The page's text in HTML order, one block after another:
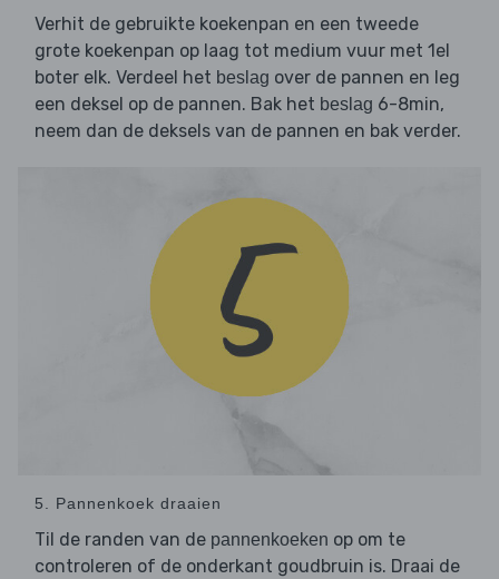
Verhit de gebruikte koekenpan en een tweede
grote koekenpan op laag tot medium vuur met 1el
boter elk. Verdeel het beslag over de pannen en leg
een deksel op de pannen. Bak het beslag 6-8min,
neem dan de deksels van de pannen en bak verder.
5. Pannenkoek draaien
Til de randen van de pannenkoeken op om te
controleren of de onderkant goudbruin is. Draai de